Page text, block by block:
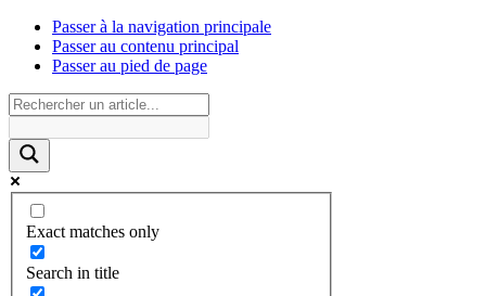
Passer à la navigation principale
Passer au contenu principal
Passer au pied de page
Exact matches only
Search in title